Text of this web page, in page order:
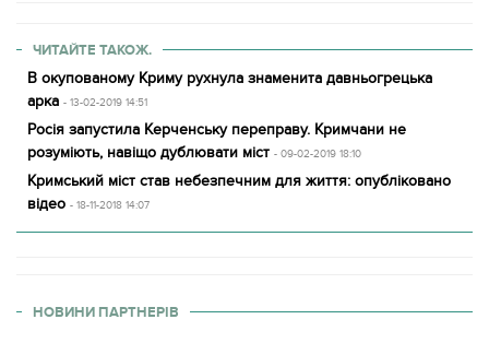
ЧИТАЙТЕ ТАКОЖ.
В окупованому Криму рухнула знаменита давньогрецька
арка - 13-02-2019 14:51
Росія запустила Керченську переправу. Кримчани не
розуміють, навіщо дублювати міст - 09-02-2019 18:10
Кримський міст став небезпечним для життя: опубліковано
відео - 18-11-2018 14:07
НОВИНИ ПАРТНЕРІВ